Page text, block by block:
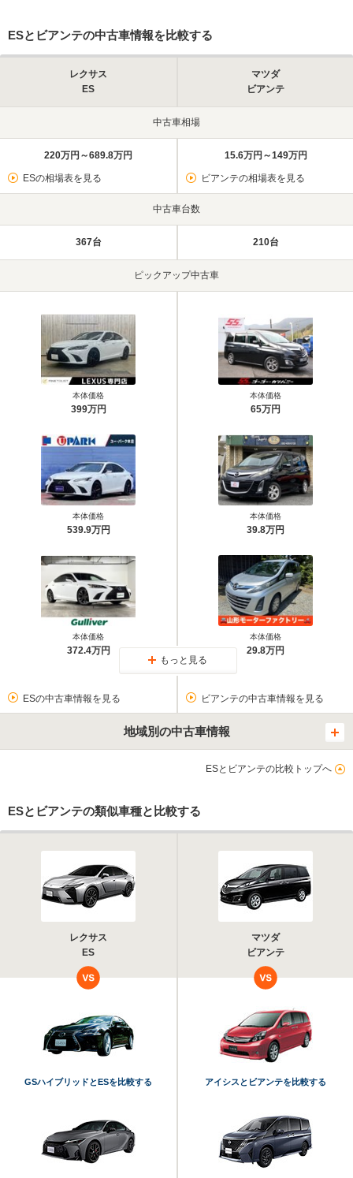
ESとビアンテの中古車情報を比較する
レクサス
ES
マツダ
ビアンテ
中古車相場
220万円～689.8万円
ESの相場表を見る
15.6万円～149万円
ビアンテの相場表を見る
中古車台数
367台 210台
ピックアップ中古車
本体価格
399万円
本体価格
539.9万円
本体価格
372.4万円
本体価格
65万円
本体価格
39.8万円
本体価格
29.8万円
もっと見る
ESの中古車情報を見る ビアンテの中古車情報を見る
地域別の中古車情報
ESとビアンテの比較トップへ
ESとビアンテの類似車種と比較する
レクサス
ES
マツダ
ビアンテ
GSハイブリッドとESを比較する アイシスとビアンテを比較する